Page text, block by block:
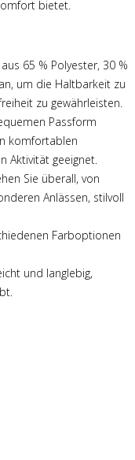
bietet.
65 % Polyester, 30 %
um die Haltbarkeit zu
zu gewährleisten.
Passform
komfortablen
Aktivität geeignet.
Sie überall, von
Anlässen, stilvoll
Farboptionen
und langlebig,